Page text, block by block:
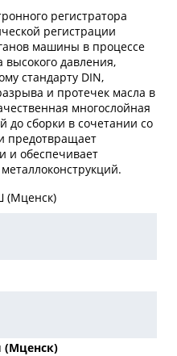
регистратора
регистрации
машины в процессе
высокого давления,
стандарту DIN,
и протечек масла в
многослойная
до сборки в сочетании со
и обеспечивает
(Мценск)